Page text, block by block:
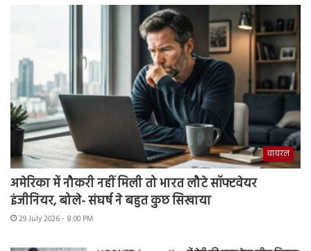
वायरल
अमेरिका में नौकरी नहीं मिली तो भारत लौटे सॉफ्टवेयर
इंजीनियर, बोले- संघर्ष ने बहुत कुछ सिखाया
29 July 2026 - 8:00 PM